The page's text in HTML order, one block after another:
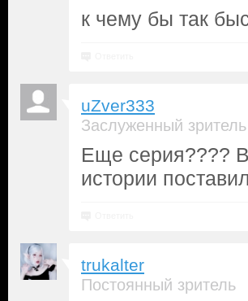
к чему бы так
uZver333
Заслуженный зритель
Еще серия????
истории
trukalter
Постоянный зритель